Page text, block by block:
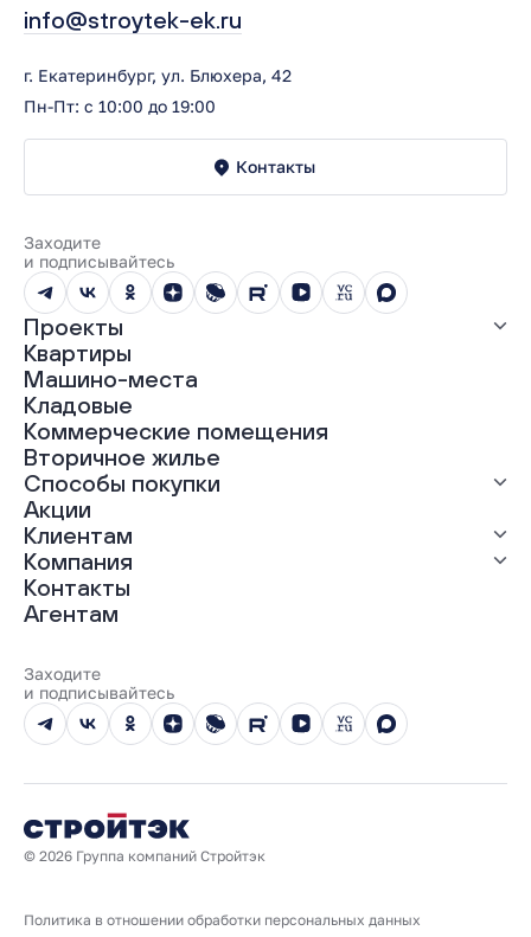
info@stroytek-ek.ru
г. Екатеринбург, ул. Блюхера, 42
Пн-Пт: с 10:00 до 19:00
Контакты
Заходите
и подписывайтесь
Проекты
Все проекты
ЖК «Абрикос»
ЖК «Гравитация»
ЖК «Грин Гарден»
ЖК «Динамика»
ЖК «Мохито»
ЖК «Современник»
ЖК «Янтарная долина»
Квартиры
Машино-места
Кладовые
Коммерческие помещения
Вторичное жилье
Способы покупки
Выгодная ипотека
Рассрочка
Материнский капитал
Трейд-ин
100% оплата
Акции
Клиентам
Ход строительства
Документы
Выдача ключей
Компания
О нас
Карьера
Реализованные проекты
Вопросы и ответы
Новости
Юбилейный год
Контакты
Агентам
Заходите
и подписывайтесь
© 2026 Группа компаний Стройтэк
Политика в отношении обработки персональных данных